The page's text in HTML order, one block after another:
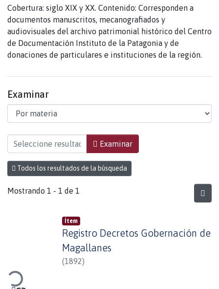
Cobertura: siglo XIX y XX. Contenido: Corresponden a
documentos manuscritos, mecanografiados y
audiovisuales del archivo patrimonial histórico del Centro
de Documentación Instituto de la Patagonia y de
donaciones de particulares e instituciones de la región.
Examinar
Examinando Documentos Inéditos por Materia
Examinar
Todos los resultados de la búsqueda
Mostrando 1 - 1 de 1
Ítem
Registro Decretos Gobernación de
Magallanes
(1892)